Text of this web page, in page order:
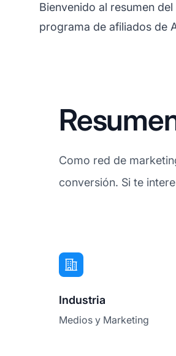
Bienvenido al resumen
programa de afiliados de
Como red de
conversión. Si te
Industria
Medios y Marketing